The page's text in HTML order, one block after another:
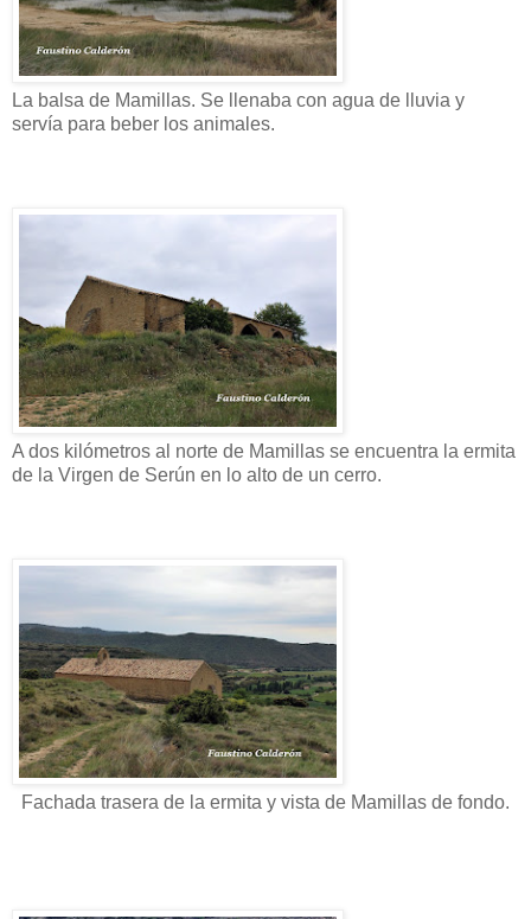
La balsa de Mamillas. Se llenaba con agua de lluvia y
servía para beber los animales.
A dos kilómetros al norte de Mamillas se encuentra la ermita
de la Virgen de Serún en lo alto de un cerro.
Fachada trasera de la ermita y vista de Mamillas de fondo.